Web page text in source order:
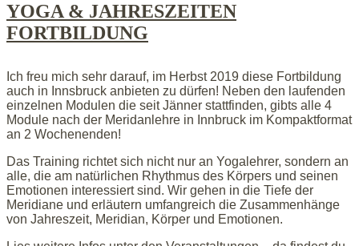
YOGA & JAHRESZEITEN
FORTBILDUNG
Ich freu mich sehr darauf, im Herbst 2019 diese Fortbildung
auch in Innsbruck anbieten zu dürfen! Neben den laufenden
einzelnen Modulen die seit Jänner stattfinden, gibts alle 4
Module nach der Meridanlehre in Innbruck im Kompaktformat
an 2 Wochenenden!
Das Training richtet sich nicht nur an Yogalehrer, sondern an
alle, die am natürlichen Rhythmus des Körpers und seinen
Emotionen interessiert sind. Wir gehen in die Tiefe der
Meridiane und erläutern umfangreich die Zusammenhänge
von Jahreszeit, Meridian, Körper und Emotionen.